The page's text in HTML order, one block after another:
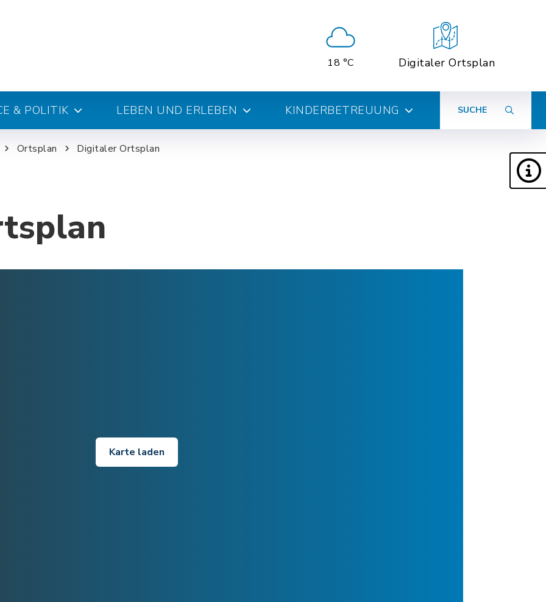
18 °C Digitaler Ortsplan
& POLITIK LEBEN UND ERLEBEN KINDERBETREUUNG SUCHE
Ortsplan Digitaler Ortsplan
Karte laden